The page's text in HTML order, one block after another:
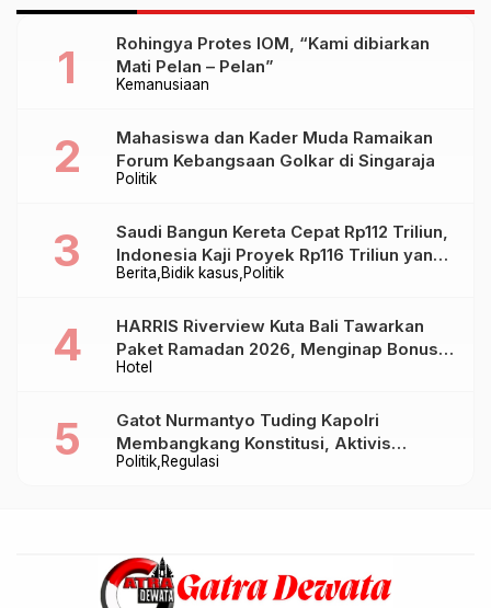
Kemanusiaan
Rohingya Protes IOM, “Kami dibiarkan
Mati Pelan – Pelan”
Politik
Mahasiswa dan Kader Muda Ramaikan
Forum Kebangsaan Golkar di Singaraja
Berita Bidik kasus Politik
Saudi Bangun Kereta Cepat Rp112 Triliun,
Indonesia Kaji Proyek Rp116 Triliun yang
Baru Sampai Bandung
Hotel
HARRIS Riverview Kuta Bali Tawarkan
Paket Ramadan 2026, Menginap Bonus
Takjil hingga Bukber Mulai Rp88.888
Politik Regulasi
Gatot Nurmantyo Tuding Kapolri
Membangkang Konstitusi, Aktivis
Tegaskan Polri Tak Punya Sejarah